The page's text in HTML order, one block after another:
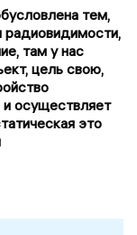
тем,
там у нас
цель свою,
осуществляет
это